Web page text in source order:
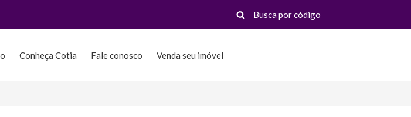
Conheça Cotia Fale conosco Venda seu imóvel